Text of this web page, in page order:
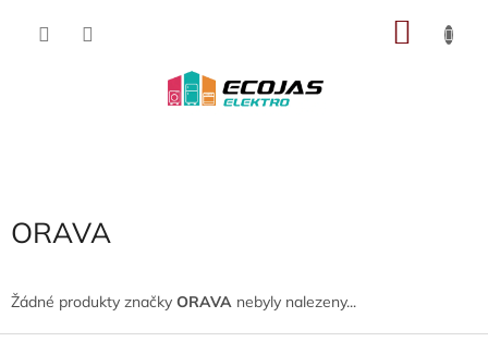
ORAVA
Žádné produkty značky ORAVA nebyly nalezeny...